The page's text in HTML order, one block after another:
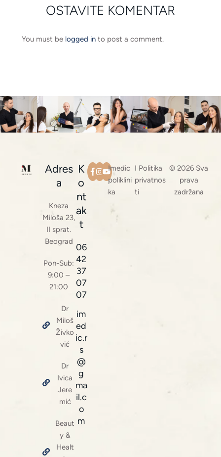
OSTAVITE KOMENTAR
You must be logged in to post a comment.
Adres
a
Kneza
Miloša 23,
II sprat.
Beograd
Pon-Sub:
9:00 –
21:00
Dr
Miloš
Živko
vić
Dr
Ivica
Jere
mić
Beaut
y &
Healt
K
o
nt
ak
t
06
42
37
07
07
im
ed
ic.r
s
@
g
ma
il.c
o
m
Imedic
poliklini
ka
I Politika
privatnos
ti
© 2026 Sva
prava
zadržana